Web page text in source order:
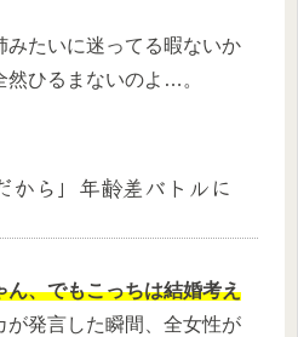
みたいに迷ってる暇ないか
然ひるまないのよ…。
から」年齢差バトルに
ん、でもこっちは結婚考え
が発言した瞬間、全女性が